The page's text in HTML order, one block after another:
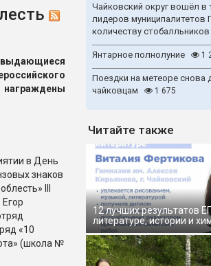
в День
знаков
III
«10
(школа №
Чайковский округ вошёл в
лидеров муниципалитетов
количеству
Янтарное полнолуние 1
Поездки на метеоре снова
чайковцам
1 675
Читайте также
12 лучших результатов
литературе, истории и